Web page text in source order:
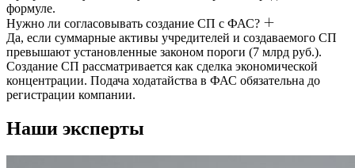
формуле.
Нужно ли согласовывать создание СП с ФАС?
Да, если суммарные активы учредителей и создаваемого СП
превышают установленные законом пороги (7 млрд руб.).
Создание СП рассматривается как сделка экономической
концентрации. Подача ходатайства в ФАС обязательна до
регистрации компании.
Наши эксперты